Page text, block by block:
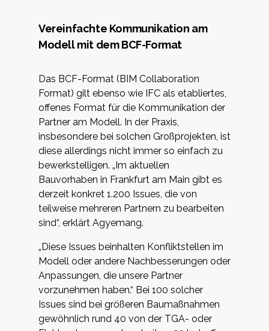
Vereinfachte Kommunikation am
Modell mit dem BCF-Format
Das BCF-Format (BIM Collaboration
Format) gilt ebenso wie IFC als etabliertes,
offenes Format für die Kommunikation der
Partner am Modell. In der Praxis,
insbesondere bei solchen Großprojekten, ist
diese allerdings nicht immer so einfach zu
bewerkstelligen. „Im aktuellen
Bauvorhaben in Frankfurt am Main gibt es
derzeit konkret 1.200 Issues, die von
teilweise mehreren Partnern zu bearbeiten
sind“, erklärt Agyemang.
„Diese Issues beinhalten Konfliktstellen im
Modell oder andere Nachbesserungen oder
Anpassungen, die unsere Partner
vorzunehmen haben.“ Bei 100 solcher
Issues sind bei größeren Baumaßnahmen
gewöhnlich rund 40 von der TGA- oder